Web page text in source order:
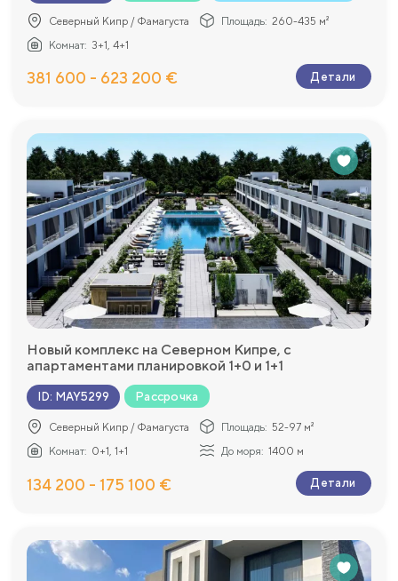
Северный Кипр / Фамагуста Площадь: 260-435 м²
Комнат: 3+1, 4+1
381 600 - 623 200 € Детали
Новый комплекс на Северном Кипре, с
апартаментами планировкой 1+0 и 1+1
ID: MAY5299 Рассрочка
Северный Кипр / Фамагуста Площадь: 52-97 м²
Комнат: 0+1, 1+1 До моря: 1400 м
134 200 - 175 100 € Детали